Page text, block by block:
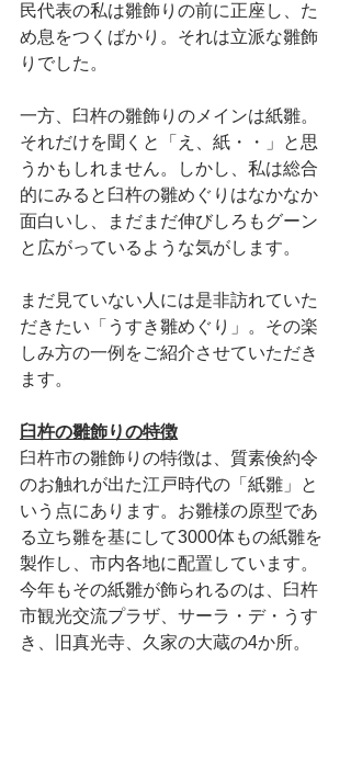
民代表の私は雛飾りの前に正座し、た
め息をつくばかり。それは立派な雛飾
りでした。
一方、臼杵の雛飾りのメインは紙雛。
それだけを聞くと「え、紙・・」と思
うかもしれません。しかし、私は総合
的にみると臼杵の雛めぐりはなかなか
面白いし、まだまだ伸びしろもグーン
と広がっているような気がします。
まだ見ていない人には是非訪れていた
だきたい「うすき雛めぐり」。その楽
しみ方の一例をご紹介させていただき
ます。
臼杵の雛飾りの特徴
臼杵市の雛飾りの特徴は、質素倹約令
のお触れが出た江戸時代の「紙雛」と
いう点にあります。お雛様の原型であ
る立ち雛を基にして3000体もの紙雛を
製作し、市内各地に配置しています。
今年もその紙雛が飾られるのは、臼杵
市観光交流プラザ、サーラ・デ・うす
き、旧真光寺、久家の大蔵の4か所。